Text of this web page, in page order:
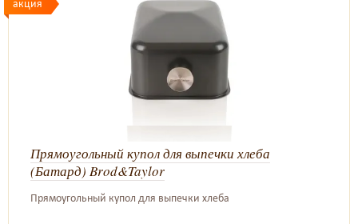
акция
Прямоугольный купол для выпечки хлеба
(Батард) Brod&Taylor
Прямоугольный купол для выпечки хлеба